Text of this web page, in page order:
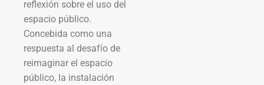
reflexión sobre el uso del
espacio público.
Concebida como una
respuesta al desafío de
reimaginar el espacio
público, la instalación